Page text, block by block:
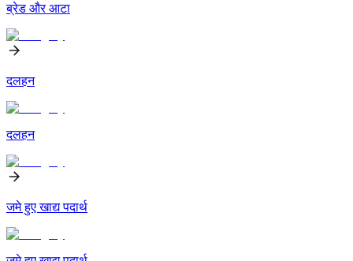
ब्रेड और आटा
दलहन
दलहन
जमे हुए खाद्य पदार्थ